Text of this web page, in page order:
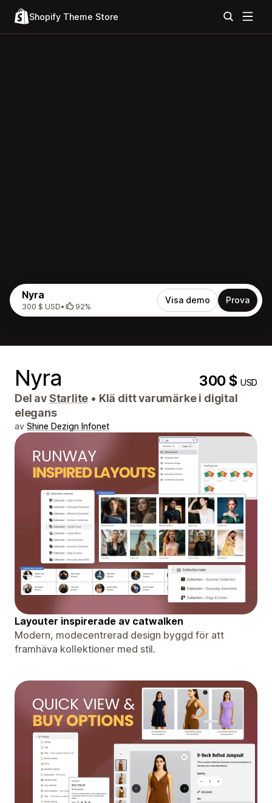
Shopify Theme Store
Nyra
300 $ USD• 92%
Visa demo Prova
Nyra 300 $USD
Del avStarlite • Klä ditt varumärke i digital
elegans
av Shine Dezign Infonet
Layouter inspirerade av catwalken
Modern, modecentrerad design byggd för att
framhäva kollektioner med stil.